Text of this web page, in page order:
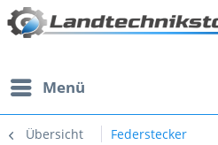
Menü
Übersicht Federstecker